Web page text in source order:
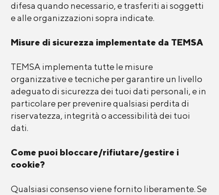
difesa quando necessario, e trasferiti ai soggetti
e alle organizzazioni sopra indicate.
Misure di sicurezza implementate da TEMSA
TEMSA implementa tutte le misure
organizzative e tecniche per garantire un livello
adeguato di sicurezza dei tuoi dati personali, e in
particolare per prevenire qualsiasi perdita di
riservatezza, integrità o accessibilità dei tuoi
dati.
Come puoi bloccare/rifiutare/gestire i
cookie?
Qualsiasi consenso viene fornito liberamente. Se